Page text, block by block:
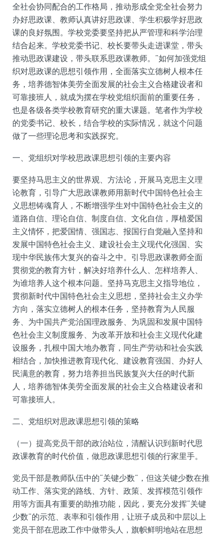
全社会协同配合的工作格局，推动形成全党全社会努力
办好思政课、教师认真讲好思政课、学生积极学好思政
课的良好氛围。学校党委要坚持把从严管理和科学治理
结合起来。学校党委书记、校长要带头走进课堂，带头
推动思政课建设，带头联系思政课教师。”如何加强党组
织对思政课的思想引领作用，全面落实立德树人根本任
务，培养德智体美劳全面发展的社会主义合格建设者和
可靠接班人，就成为摆在学校党组织面前的重要任务，
也是各级各类学校教育研究的重大课题。笔者作为学校
的党委书记、校长，结合学校的实际情况，就这个问题
做了一些理论思考和实践探究。
一、党组织对学校思政课思想引领的主要内容
要坚持马思主义的世界观、方法论，开展马克思主义理
论教育，引导广大思政课教师用新时代中国特色社会主
义思想铸魂育人，不断增强学生对中国特色社会主义的
道路自信、理论自信、制度自信、文化自信，厚植爱国
主义情怀，把爱国情、强国志、报国行自觉融入坚持和
发展中国特色社会主义、建设社会主义现代化强国、实
现中华民族伟大复兴的奋斗之中。引导思政课教师全面
贯彻党的教育方针，解决好培养什么人、怎样培养人、
为谁培养人这个根本问题。坚持马克思主义指导地位，
贯彻新时代中国特色社会主义思想，坚持社会主义办学
方向，落实立德树人的根本任务，坚持教育为人民服
务、为中国共产党治国理政服务、为巩固和发展中国特
色社会主义制度服务、为改革开放和社会主义现代化建
设服务，扎根中国大地办教育，同生产劳动和社会实践
相结合，加快推进教育现代化、建设教育强国、办好人
民满意的教育，努力培养担当民族复兴大任的时代新
人，培养德智体美劳全面发展的社会主义合格建设者和
可靠接班人。
二、党组织对思政课思想引领的策略
（一）提高党员干部的政治站位，清醒认识到新时代思
政课教育的时代价值，做思政课思想引领的行家里手。
党员干部是教师队伍中的“关键少数”，但这关键少数在推
动工作、落实党的路线、方针、政策、发挥模范引领作
用等方面具有重要的助推功能，因此，要充分发挥“关键
少数”的示范、表率和引领作用，让班子成员和中层以上
党员干部在思政工作中做带头人，旗帜鲜明地站在思想